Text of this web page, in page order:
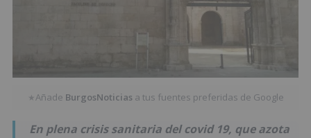
★Añade BurgosNoticias a tus fuentes preferidas de Google
En plena crisis sanitaria del covid 19, que azota